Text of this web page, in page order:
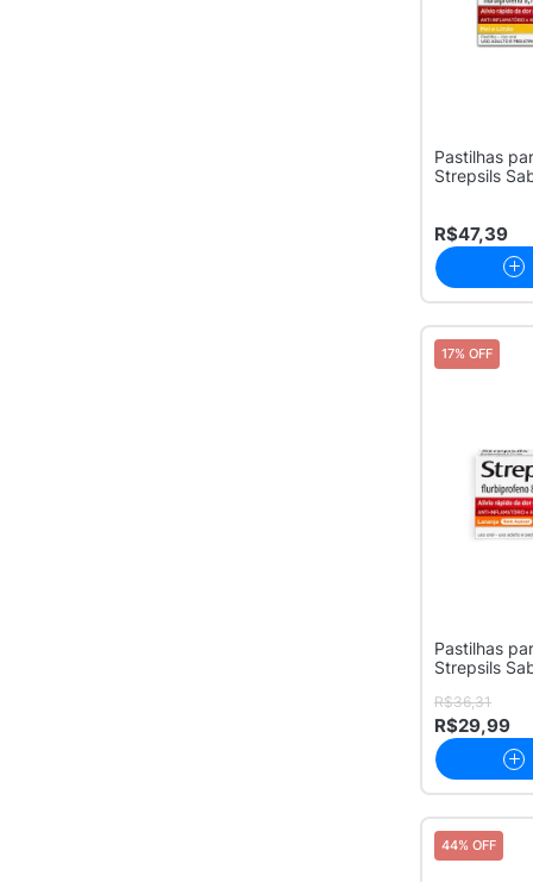
Pastilhas
Strepsils
R$47,39
17% OFF
Pastilhas
Strepsils
R$36,31
R$29,99
44% OFF